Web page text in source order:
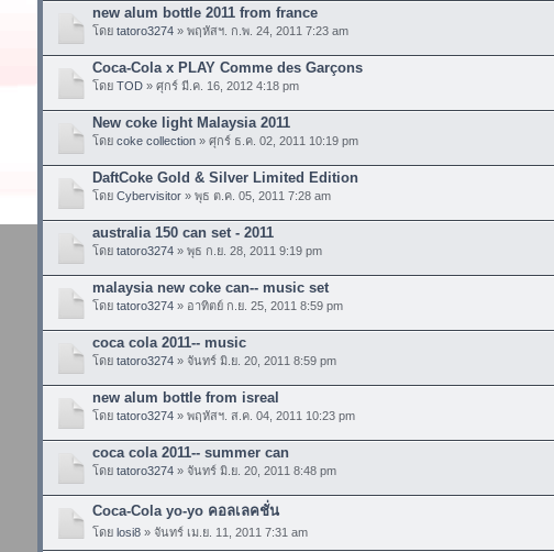
new alum bottle 2011 from france
โดย tatoro3274» พฤหัสฯ. ก.พ. 24, 2011 7:23 am
Coca-Cola x PLAY Comme des Garçons
โดย TOD» ศุกร์ มี.ค. 16, 2012 4:18 pm
New coke light Malaysia 2011
โดย coke collection» ศุกร์ ธ.ค. 02, 2011 10:19 pm
DaftCoke Gold & Silver Limited Edition
โดย Cybervisitor» พุธ ต.ค. 05, 2011 7:28 am
australia 150 can set - 2011
โดย tatoro3274» พุธ ก.ย. 28, 2011 9:19 pm
malaysia new coke can-- music set
โดย tatoro3274» อาทิตย์ ก.ย. 25, 2011 8:59 pm
coca cola 2011-- music
โดย tatoro3274» จันทร์ มิ.ย. 20, 2011 8:59 pm
new alum bottle from isreal
โดย tatoro3274» พฤหัสฯ. ส.ค. 04, 2011 10:23 pm
coca cola 2011-- summer can
โดย tatoro3274» จันทร์ มิ.ย. 20, 2011 8:48 pm
Coca-Cola yo-yo คอลเลคชั่น
โดย losi8» จันทร์ เม.ย. 11, 2011 7:31 am